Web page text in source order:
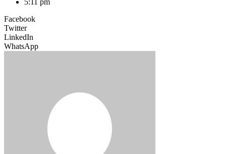
Facebook
Twitter
LinkedIn
WhatsApp